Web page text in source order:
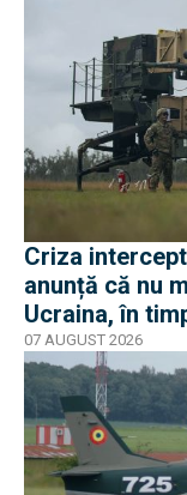
Criza
anunță că nu
Ucraina, în
07 AUGUST 2026